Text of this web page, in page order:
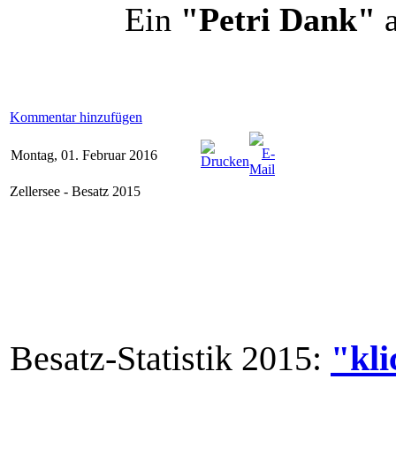
Ein "Petri Dank"
Kommentar hinzufügen
Montag, 01. Februar 2016
Zellersee - Besatz 2015
Besatz-Statistik 2015: